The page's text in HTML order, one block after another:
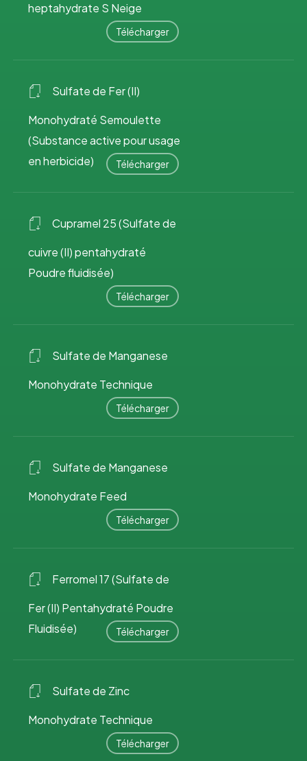
heptahydrate S Neige
Télécharger
Sulfate de Fer (II)
Monohydraté Semoulette
(Substance active pour usage
en herbicide)
Télécharger
Cupramel 25 (Sulfate de
cuivre (II) pentahydraté
Poudre fluidisée)
Télécharger
Sulfate de Manganese
Monohydrate Technique
Télécharger
Sulfate de Manganese
Monohydrate Feed
Télécharger
Ferromel 17 (Sulfate de
Fer (II) Pentahydraté Poudre
Fluidisée)
Télécharger
Sulfate de Zinc
Monohydrate Technique
Télécharger